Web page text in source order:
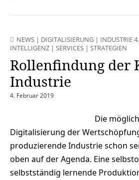
NEWS | DIGITALISIERUNG | INDUSTRIE
INTELLIGENZ | SERVICES | STRATEGIEN
Rollenfindung der
Industrie
4. Februar 2019
Die
Digitalisierung der
produzierende Industrie schon
oben auf der Agenda. Eine
selbstständig lernende